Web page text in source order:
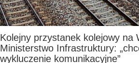
Kolejny przystanek kolejowy na
Ministerstwo Infrastruktury:
wykluczenie komunikacyjne”